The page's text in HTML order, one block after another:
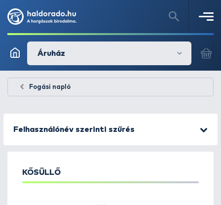
Áruház
Fogási napló
Felhasználónév szerinti szűrés
KŐSÜLLŐ